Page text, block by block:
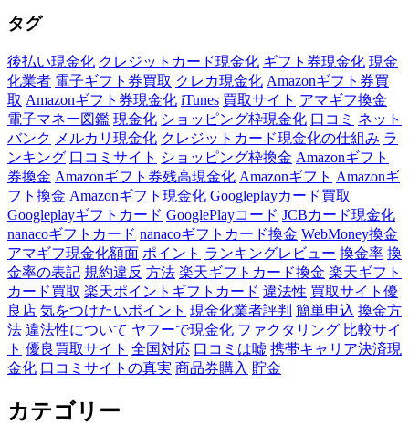
タグ
後払い現金化 クレジットカード現金化 ギフト券現金化 現金
化業者 電子ギフト券買取 クレカ現金化 Amazonギフト券買
取 Amazonギフト券現金化 iTunes 買取サイト アマギフ換金
電子マネー図鑑 現金化 ショッピング枠現金化 口コミ ネット
バンク メルカリ現金化 クレジットカード現金化の仕組み ラ
ンキング 口コミサイト ショッピング枠換金 Amazonギフト
券換金 Amazonギフト券残高現金化 Amazonギフト Amazonギ
フト換金 Amazonギフト現金化 Googleplayカード買取
Googleplayギフトカード GooglePlayコード JCBカード現金化
nanacoギフトカード nanacoギフトカード換金 WebMoney換金
アマギフ現金化額面 ポイント ランキングレビュー 換金率 換
金率の表記 規約違反 方法 楽天ギフトカード換金 楽天ギフト
カード買取 楽天ポイントギフトカード 違法性 買取サイト優
良店 気をつけたいポイント 現金化業者評判 簡単申込 換金方
法 違法性について ヤフーで現金化 ファクタリング 比較サイ
ト 優良買取サイト 全国対応 口コミは嘘 携帯キャリア決済現
金化 口コミサイトの真実 商品券購入 貯金
カテゴリー